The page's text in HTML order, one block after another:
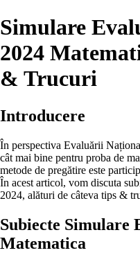
Simulare
2024
& Trucuri
Introducere
În perspectiva Evaluării
cât mai bine pentru proba de
metode de pregătire este
În acest articol, vom discuta
2024, alături de câteva tips &
Subiecte Simulare
Matematica